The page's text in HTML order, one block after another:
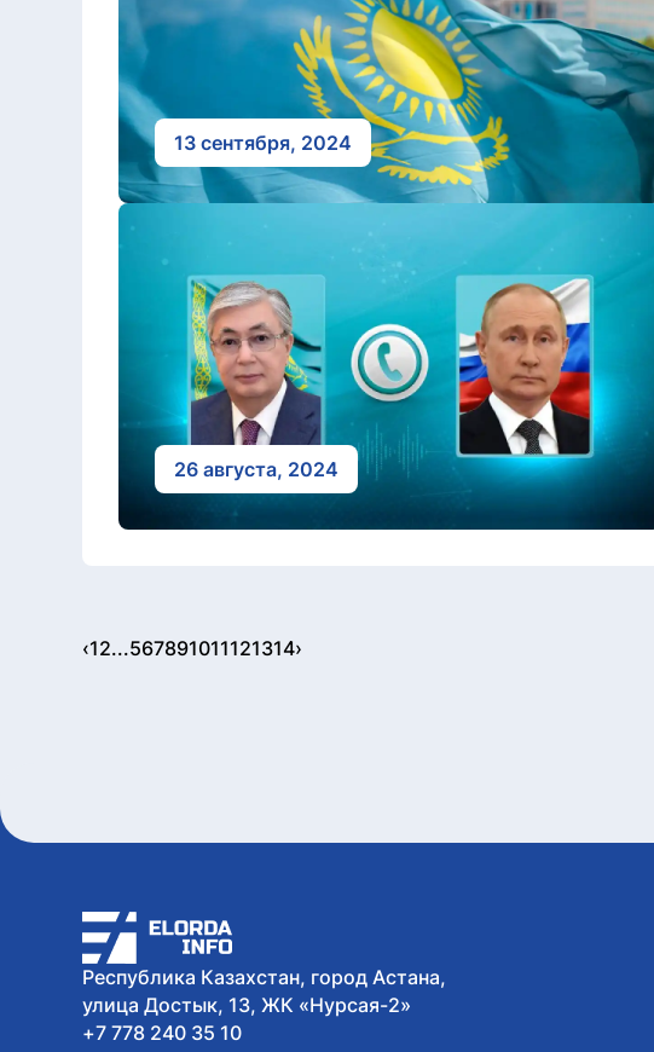
13 сентября, 2024
26 августа, 2024
‹12...567891011121314›
Республика Казахстан, город Астана,
улица Достык, 13, ЖК «Нурсая-2»
+7 778 240 35 10